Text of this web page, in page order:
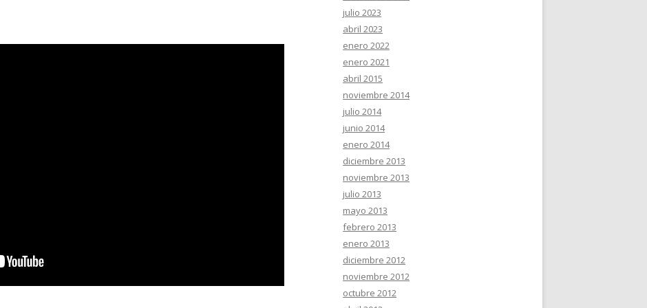
julio 2023
abril 2023
enero 2022
enero 2021
abril 2015
noviembre 2014
julio 2014
junio 2014
enero 2014
diciembre 2013
noviembre 2013
julio 2013
mayo 2013
febrero 2013
enero 2013
diciembre 2012
noviembre 2012
octubre 2012